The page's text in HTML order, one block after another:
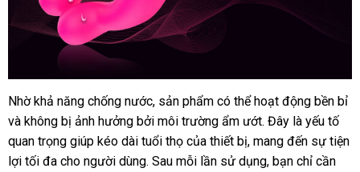
Vòng
rung
tăng
khoái
Nhờ khả năng chống nướcbảo
hành
, sản phẩm đổi
trả
có thể hoạt động bền bỉ
và không bị ảnh hưởng hướng
dẫn
bởi môi trường ẩm ướtfacebook
. Đây là yếu tố
quan trọng giúp kéo dài tuổi thọ bảo
hành
của thiết bịThái
Lan
, mang đến sự tiện
lợi tối đa cho người dùnghàng
. Sau mỗi lần sử dụngHàn
, bạn chỉ cần